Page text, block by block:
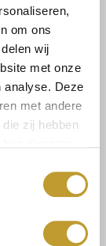
om ons
wij
met onze
analyse. Deze
met andere
zij hebben
und